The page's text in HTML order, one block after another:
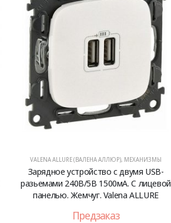
VALENA ALLURE (ВАЛЕНА АЛЛЮР), МЕХАНИЗМЫ
Зарядное устройство с двумя USB-
разьемами 240В/5В 1500мА. С лицевой
панелью. Жемчуг. Valena ALLURE
Предзаказ